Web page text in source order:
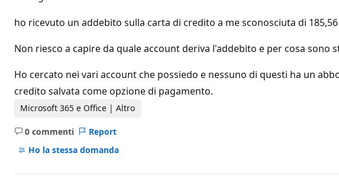
r
e
u
t
z
o
e
ho ricevuto un addebito sulla carta di credito a me sconosciuta di
Non riesco a capire da quale account deriva l'addebito e per cosa sono
Ho cercato nei vari account che possiedo e nessuno di questi ha un
credito salvata come opzione di pagamento.
Microsoft 365 e Office | Altro
0 commenti
Nessun
commento
Report
Ho la stessa domanda